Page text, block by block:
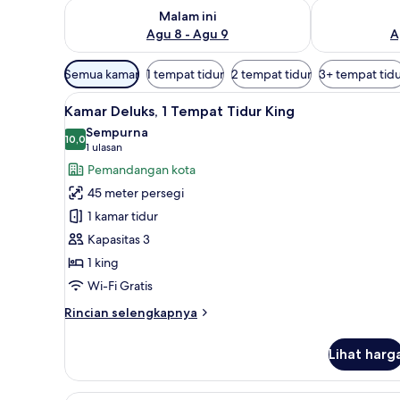
Malam ini
Agu 8 - Agu 9
Periksa ketersediaan untuk malam ini Agu 8 - Agu 9
Periksa
Filter
tersedia
untuk
kamar
Semua kamar 1 tempat tidur 2 tempat tidur 3+ tempat
Lihat
semua
foto
untuk
Kamar
Deluks,
Tempat
Tidur
King
Selimut bulu angsa, minibar,
8
Kamar Deluks, 1 Tempat Tidur King
10,010,0 dari 10
Sempurna
1 ulasan
(1
ulasan)
Pemandangan kota
45 meter persegi
1 kamar tidur
Kapasitas 3
1 king
Wi-Fi Gratis
Rincian selengkapnya
Rincian
Kamar
Deluks,
Lihat